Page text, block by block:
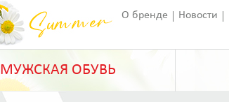
О бренде Новости
МУЖСКАЯ ОБУВЬ